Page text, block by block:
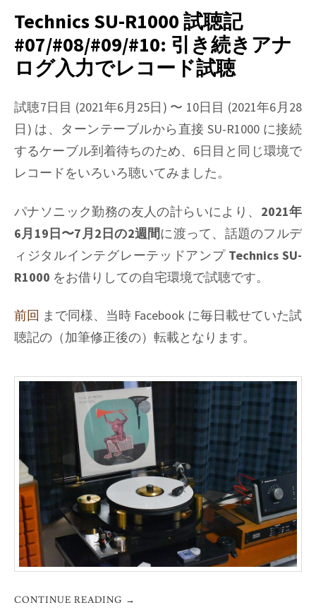
ー
ド
サ
ブ
ク
は
楽
し
い
ME,
PLEASE
Technics SU-R1000 試聴記
#07/#08/#09/#10: 引き続きアナ
ログ入力でレコード試聴
試聴7日目 (2021年6月25日) 〜 10日目 (2021年6月28
日) は、ターンテーブルから直接 SU-R1000 に接続
するケーブル到着待ちのため、6日目と同じ環境で
レコードをいろいろ聴いてみました。
パナソニック勤務の友人の計らいにより、 2021年
6月19日〜7月2日の2週間に渡って、話題のフルデ
ィジタルインテグレーテッドアンプ Technics SU-
R1000 をお借りしての自宅環境で試聴です。
前回 まで同様、当時 Facebook に毎日載せていた試
聴記の（加筆修正後の）転載となります。
CONTINUE READING →